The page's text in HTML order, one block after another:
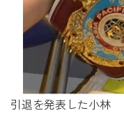
引退を発表した小林